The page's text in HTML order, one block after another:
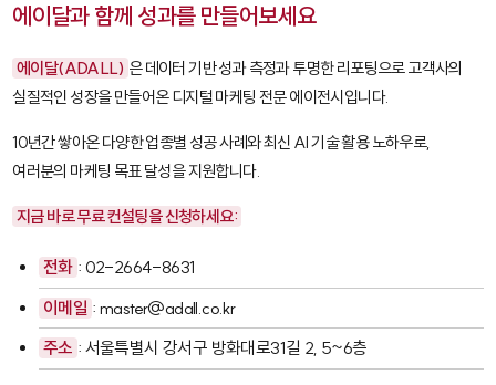
에이달과 함께 성과를 만들어보세요
에이달(ADALL) 은 데이터 기반 성과 측정과 투명한 리포팅으로 고객사의
실질적인 성장을 만들어온 디지털 마케팅 전문 에이전시입니다.
10년간 쌓아온 다양한 업종별 성공 사례와 최신 AI 기술 활용 노하우로,
여러분의 마케팅 목표 달성을 지원합니다.
지금 바로 무료 컨설팅을 신청하세요:
전화 : 02-2664-8631
이메일 : master@adall.co.kr
주소 : 서울특별시 강서구 방화대로31길 2, 5~6층